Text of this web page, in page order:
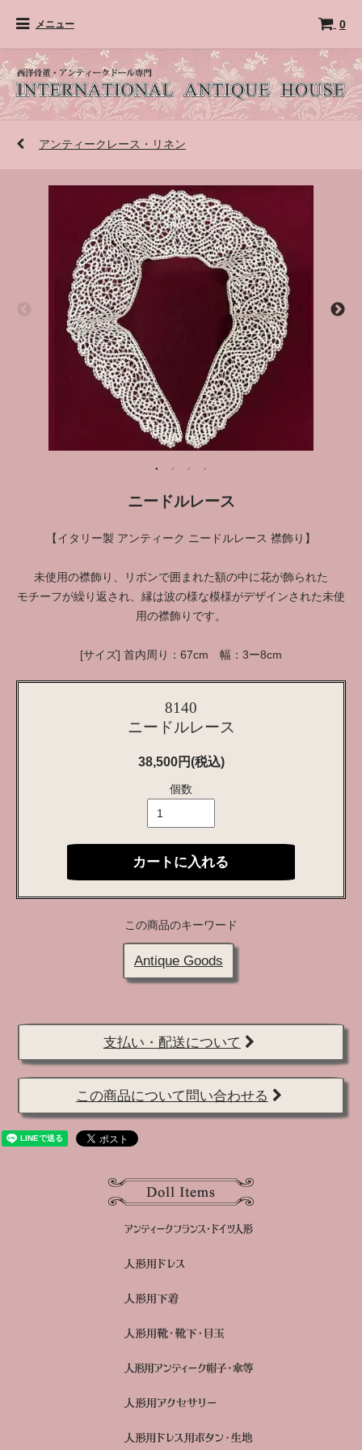
メニュー 0
アンティークレース・リネン
ニードルレース
【イタリー製 アンティーク ニードルレース 襟飾り】
未使用の襟飾り、リボンで囲まれた額の中に花が飾られた
モチーフが繰り返され、縁は波の様な模様がデザインされた未使
用の襟飾りです。
[サイズ] 首内周り：67cm 幅：3ー8cm
8140
ニードルレース
38,500円(税込)
個数
カートに入れる
この商品のキーワード
Antique Goods
支払い・配送について
この商品について問い合わせる